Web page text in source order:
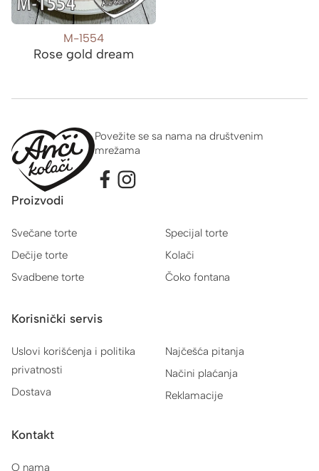
M-1554
Rose gold dream
Povežite se sa nama na društvenim
mrežama
Proizvodi
Svečane torte
Dečije torte
Svadbene torte
Specijal torte
Kolači
Čoko fontana
Korisnički servis
Uslovi korišćenja i politika
privatnosti
Dostava
Najčešća pitanja
Načini plaćanja
Reklamacije
Kontakt
O nama